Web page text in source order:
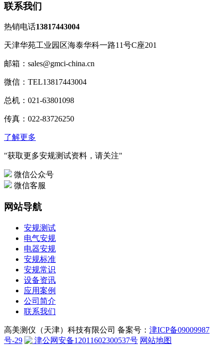
联系我们
热销电话13817443004
天津华苑工业园区海泰华科一路11号C座201
邮箱：sales@gmci-china.cn
微信：TEL13817443004
总机：021-63801098
传真：022-83726250
了解更多
"获取更多安规测试资料，请关注"
微信公众号
微信客服
网站导航
安规测试
电气安规
电器安规
安规标准
安规常识
设备资讯
应用案例
公司简介
联系我们
高美测仪（天津）科技有限公司 备案号： 津ICP备09009987
号-29
津公网安备12011602300537号 网站地图